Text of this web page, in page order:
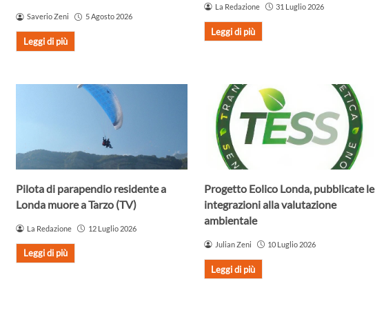
Saverio Zeni 5 Agosto 2026
Leggi di più
La Redazione 31 Luglio 2026
Leggi di più
Pilota di parapendio residente a
Londa muore a Tarzo (TV)
La Redazione 12 Luglio 2026
Leggi di più
Progetto Eolico Londa, pubblicate le
integrazioni alla valutazione
ambientale
Julian Zeni 10 Luglio 2026
Leggi di più